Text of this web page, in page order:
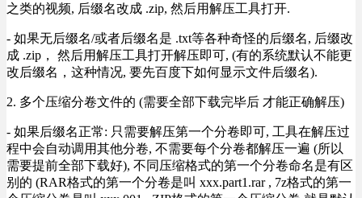
之类的视频, 后缀名改成 .zip, 然后用解压工具打开.
- 如果无后缀名/或者后缀名是 .txt等各种奇怪的后缀名, 后缀改
成 .zip， 然后用解压工具打开解压即可, (有的系统默认不能更
改后缀名，这种情况, 要先百度下如何显示文件后缀名).
2. 多个压缩分卷文件的 (需要全部下载完毕后 才能正确解压)
- 如果后缀名正常: 只需要解压第一个分卷即可, 工具在解压过
程中会自动调用其他分卷, 不需要每个分卷都解压一遍 (所以
需要提前全部下载好), 不同压缩格式的第一个分卷命名是有区
别的 (RAR格式的第一个分卷是叫 xxx.part1.rar , 7z格式的第一